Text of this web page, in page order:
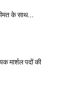
के साथ...
मार्शल पदों की